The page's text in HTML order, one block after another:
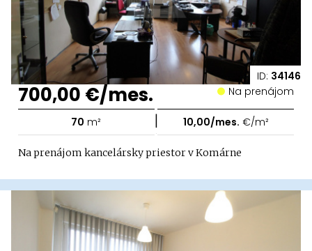
ID: 34146
700,00 €/mes. Na prenájom
70 m² | 10,00/mes. €/m²
Na prenájom kancelársky priestor v Komárne